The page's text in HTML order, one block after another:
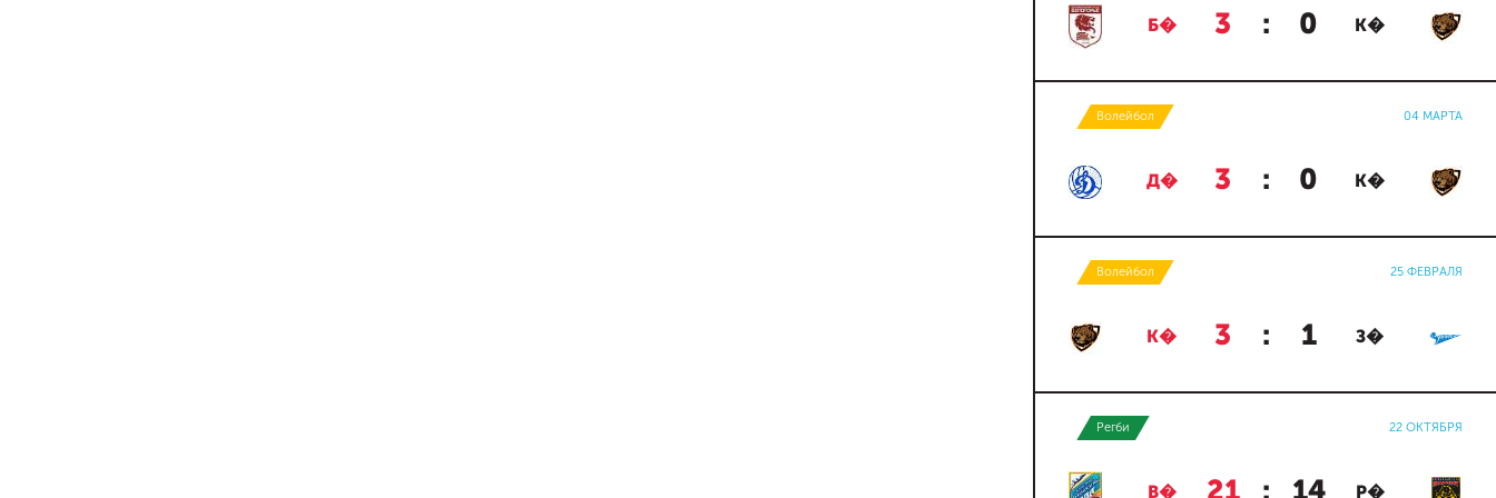
Б� 3 : 0 К�
Волейбол 04 МАРТА
Д� 3 : 0 К�
Волейбол 25 ФЕВРАЛЯ
К� 3 : 1 З�
Регби 22 ОКТЯБРЯ
В� 21 : 14 Р�